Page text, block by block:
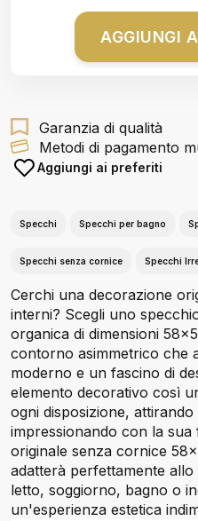
AGGIUNGI
Garanzia di qualità
Metodi di pagamento
Aggiungi ai preferiti
Specchi Specchi per bagno
Specchi senza cornice Specchi
Cerchi una decorazione
interni? Scegli uno
organica di dimensioni
contorno asimmetrico che
moderno e un fascino di
elemento decorativo così
ogni disposizione,
impressionando con la
originale senza cornice
adatterà perfettamente
letto, soggiorno, bagno o
un'esperienza estetica